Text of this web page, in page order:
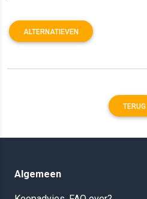
ALTERNATIEVEN
TERUG
Algemeen